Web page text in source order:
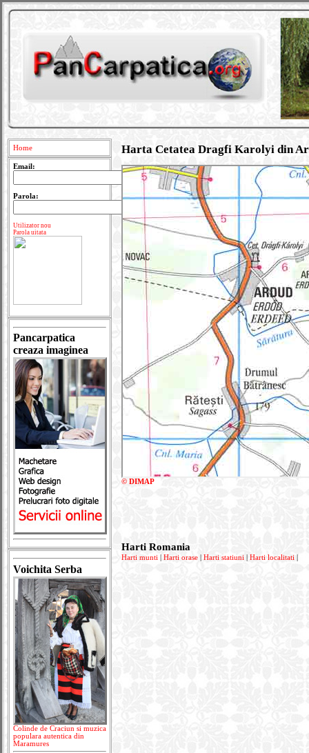
Home
Email:
Parola:
Utilizator nou
Parola uitata
Pancarpatica
creaza imaginea
Voichita Serba
Colinde de Craciun si muzica
populara autentica din
Maramures
Harta Cetatea Dragfi Karolyi din
© DIMAP
Harti Romania
Harti munti Harti orase Harti statiuni Harti localitati